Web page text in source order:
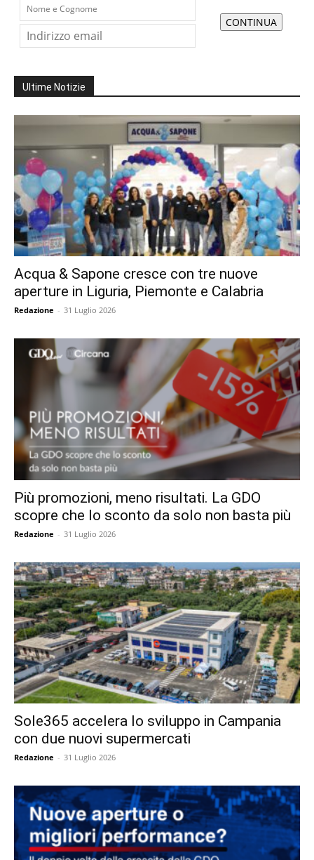
Ultime Notizie
Acqua & Sapone cresce con tre nuove
aperture in Liguria, Piemonte e Calabria
Redazione - 31 Luglio 2026
Più promozioni, meno risultati. La GDO
scopre che lo sconto da solo non basta più
Redazione - 31 Luglio 2026
Sole365 accelera lo sviluppo in Campania
con due nuovi supermercati
Redazione - 31 Luglio 2026